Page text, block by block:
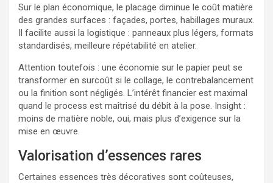
Sur le plan économique, le placage diminue le coût matière
des grandes surfaces : façades, portes, habillages muraux.
Il facilite aussi la logistique : panneaux plus légers, formats
standardisés, meilleure répétabilité en atelier.
Attention toutefois : une économie sur le papier peut se
transformer en surcoût si le collage, le contrebalancement
ou la finition sont négligés. L’intérêt financier est maximal
quand le process est maîtrisé du débit à la pose. Insight :
moins de matière noble, oui, mais plus d’exigence sur la
mise en œuvre.
Valorisation d’essences rares
Certaines essences très décoratives sont coûteuses,